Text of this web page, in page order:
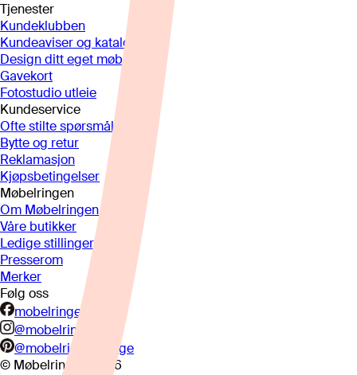
Tjenester
Kundeklubben
Kundeaviser og kataloger
Design ditt eget møbel
Gavekort
Fotostudio utleie
Kundeservice
Ofte stilte spørsmål
Bytte og retur
Reklamasjon
Kjøpsbetingelser
Møbelringen
Om Møbelringen
Våre butikker
Ledige stillinger
Presserom
Merker
Følg oss
mobelringen.no
@mobelringen
@mobelringennorge
© Møbelringen
2026